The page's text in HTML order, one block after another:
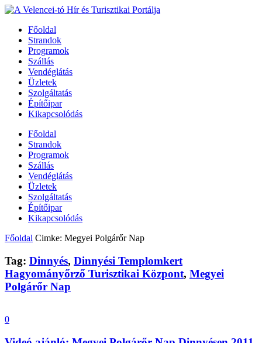
Főoldal
Strandok
Programok
Szállás
Vendéglátás
Üzletek
Szolgáltatás
Építőipar
Kikapcsolódás
Főoldal
Strandok
Programok
Szállás
Vendéglátás
Üzletek
Szolgáltatás
Építőipar
Kikapcsolódás
Főoldal Cimke: Megyei Polgárőr Nap
Tag: Dinnyés, Dinnyési Templomkert
Hagyományőrző Turisztikai Központ, Megyei
Polgárőr Nap
0